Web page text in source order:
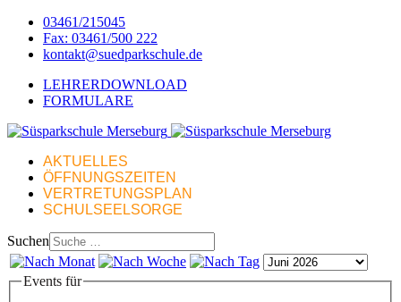
03461/215045
Fax: 03461/500 222
kontakt@suedparkschule.de
LEHRERDOWNLOAD
FORMULARE
AKTUELLES
ÖFFNUNGSZEITEN
VERTRETUNGSPLAN
SCHULSEELSORGE
Suchen
Events für